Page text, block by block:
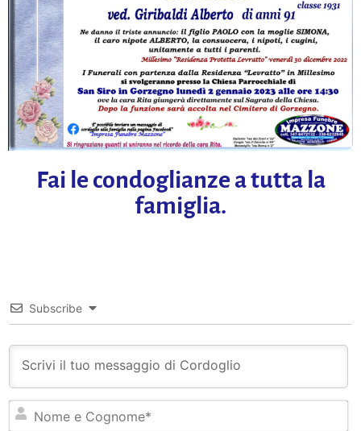
Fai le condoglianze a tutta la
famiglia.
Subscribe